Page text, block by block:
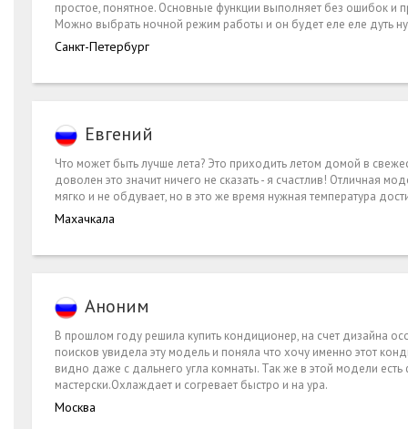
простое, понятное. Основные функции выполняет без ошибок и
Можно выбрать ночной режим работы и он будет еле еле дуть
Санкт-Петербург
Евгений
Что может быть лучше лета? Это приходить летом домой в
доволен это значит ничего не сказать - я счастлив! Отличная
мягко и не обдувает, но в это же время нужная температура
Махачкала
Аноним
В прошлом году решила купить кондиционер, на счет дизайна
поисков увидела эту модель и поняла что хочу именно этот
видно даже с дальнего угла комнаты. Так же в этой модели
мастерски.Охлаждает и согревает быстро и на ура.
Москва